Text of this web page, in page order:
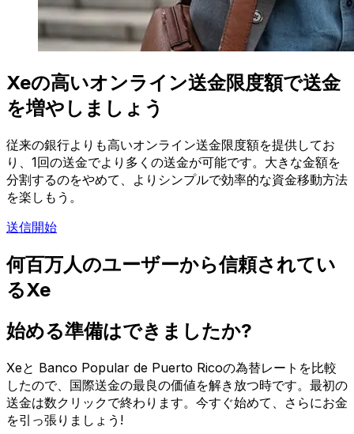
Xeの高いオンライン送金限度額で送金
を増やしましょう
従来の銀行よりも高いオンライン送金限度額を提供してお
り、1回の送金でより多くの送金が可能です。大きな金額を
分割するのをやめて、よりシンプルで効率的な資金移動方法
を楽しもう。
送信開始
何百万人のユーザーから信頼されてい
るXe
始める準備はできましたか?
Xeと Banco Popular de Puerto Ricoの為替レートを比較
したので、国際送金の最良の価値を解き放つ時です。最初の
送金は数クリックで終わります。今すぐ始めて、さらにお金
を引っ張りましょう!